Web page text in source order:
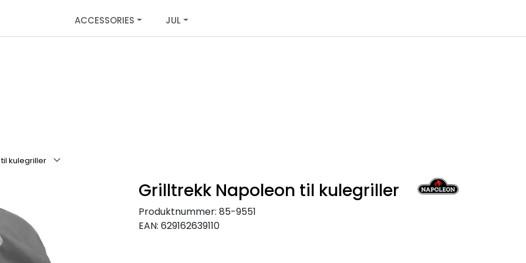
ACCESSORIES JUL
kulegriller
Grilltrekk Napoleon til kulegriller
Produktnummer: 85-9551
EAN: 629162639110